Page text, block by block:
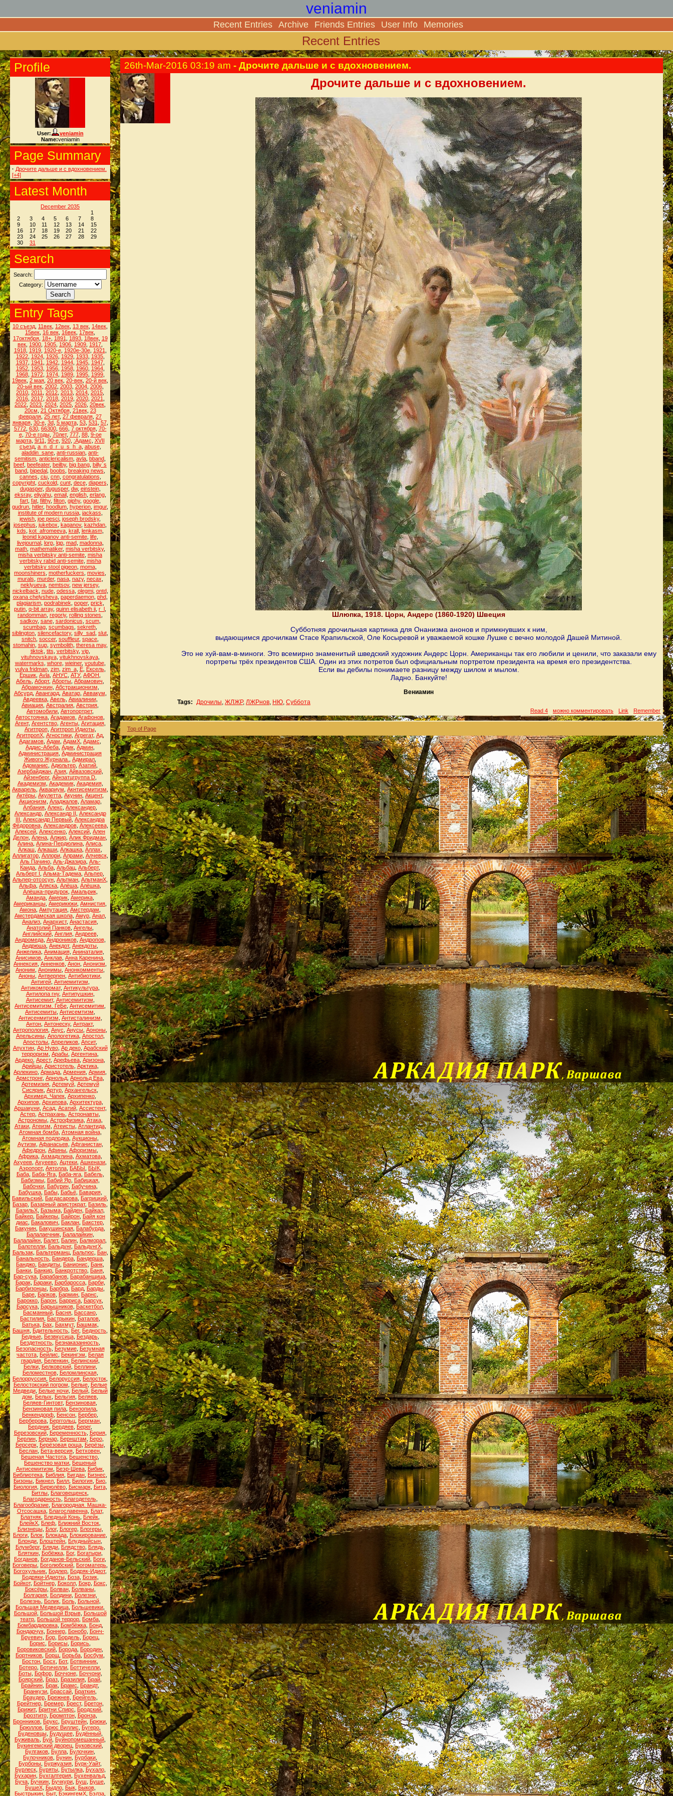
veniamin
Recent Entries Archive Friends Entries User Info Memories
Recent Entries
Profile
User:
veniamin
Name:veniamin
Page Summary
· Дрочите дальше и с вдохновением.
[+4]
Latest Month
December 2035
1
2
3 4 5 6 7
8
9
10 11 12 13 14
15
16
17 18 19 20 21
22
23
24 25 26 27 28
29
30
31
Search
Search:
Category:
Entry Tags
10 съезд 11век 12век 13 век 14век
15век 16 век 16век 17век
17октября, 18+, 1891 1893, 18век, 19
век 1900 1905 1906 1909 1917
1918, 1919, 1920-е, 1920е-30е, 1921
1922, 1924, 1926, 1929, 1933, 1935,
1937, 1941 1942, 1944, 1945, 1947,
1952, 1953, 1956, 1958, 1960, 1964,
1968, 1972, 1974, 1989, 1995, 1999,
19век 2 мая 20 век 20-век 20-й век
20-ый век, 2002, 2003, 2004, 2006,
2010 2011 2012 2013 2014 2015
2016, 2017, 2018, 2019, 2020, 2021
2022 2023 2024 2025 2026 20век
20см 21 Октября, 21век, 23
февраля 25 лет, 27 февраля 27
января, 30-е, 3d, 5 марта, 53, 531 57,
5772, 630, 66300, 666, 7 октября, 70-
е, 70-е годы, 70лет, 777, 88, 9-ое
марта, 9/11 90-е, 920, :Адамс XVII
съезд, a_n_d_r_u_s_h_a, abuse,
aladdin_sane anti-russian anti-
semitism anticlericalism avla bband
beef beefeater, beilby, big bang billy`s
band bipedal boobs breaking news
cannes ciu, cnn, congratulations
copyright, cuckold, cunt, dece, diapers
dugasper, dugusper, dw, einstein,
eksray, eliyahu, email, english, erlang,
fart, fat, filthy, filton, giphy, google,
gudrun hitler, hoodlum hyperion imgur,
institute of modern russia, jackass
jewish joe pesci joseph brodsky,
josephus jukebox kaganov, kazhdan
kds kot_afromeeva, krall, lenkasm,
leonid kaganov anti-semite, life,
livejournal, lorp, lqp, mad, madonna,
math mathematiker, misha verbitsky,
misha verbitsky anti-semite misha
verbitsky rabid anti-semite, misha
verbitsky stool pigeon, moma,
moonshiners motherfuckers movies
murals murder, nasa, nazy, necax
neklyueva nemtsov, new jersey,
nickelback nude, odessa, olegmi, ontd,
oxana chelysheva, paperdaemon, phd,
plagiarism, podrabinek poper, prick
putin q-bit array, quinn elisabeth ii r_l
randomman regoriy, rolling stones
sadkov, sane, sardonicus scum,
scumbag scumbags sekreth
siblington silencefactory, silly_sad slut
snitch soccer, souffleur, space
stomahin, sup, symbolith, theresa may,
tiktok tits verbitsky, vip,
vituhnovskaya, vitukhnovskaya,
watermarks whore, wieiner, youtube,
yulya fridman, zim, zim_a, Ё, Ёксель,
Ёршик Аvla АНУС АТУ, АФОН
Абель Аборт, Аборты Абрамович
Абрамочкин, Абстракционизм
Абсурд, Авангард, Аватар, Аввакум
Авдеевка, Авель, Авиалинии,
Авиация Австралия Австрия
Автомобили Автопортрет,
Автостоянка Агадамов Агафонов
Агент, Агентство, Агенты, Агитация,
Агитпроп, Агитпроп Идиоты,
АгитпропХ, Агностики, Агрегат, Ад,
Адагамов Адам АдамХ Адамс
Аддис-Абеба Адик Админ
Администрация Администрация
Живого Журнала.
Адмирал
Адоманис Адюльтер Азатий
Азербайджан, Азия, Айвазовский,
Айзенберг, Айнзатцгруппа D
Академизм Академик, Академия,
Акварель Аквариум Акнтисемитизм
Актёры Акулетта Акунин Акцент,
Акционизм Аладжалов, Аламар,
Албания Алекс Александер
Александр, Александр II Александр
III Александр Первый Александра
Фёдоровна, Александров, Алексеева,
Алексей Алексенко Алексий Ален
Делон Алена Алжир Алик Фридман
Алина Алина-Пердюлина Алиса
Алкаш Алкаши Алкашка Аллах
Аллигатор, Аллори, Алрами, Алчевск,
Аль Пачино, Аль-Джазира, Аль-
Каида Альба Альбац Альберт,
Альберт I Альма-Тадема Альпер
Альпер-отсосун Альтман АльтманХ
Альфа Аляска Алёша Алёшка
Алёшка-придурок, Амальрик,
Аманда Америк Америка
Американцы Америкюки Амнистия
Амона Ампутация Амстердам
Амстердамская школа, Амур, Анал,
Анализ Анархист, Анастасия
Анатолий Панков Ангелы
Английский, Англия, Андреев,
Андромеда, Андроников, Андропов,
Андрюша Анекдот, Анекдоты
Анжелика, Анимация, Анинаталия,
Анисимов Анклав Анна Каренина
Аннексия Анненков Анон Анонизм
Аноним Анонимы Анонкомменты
Аноны Антверпен Антибиотики
Антигей, Антиемитизм
Антикомпромат, Антикультура,
Антилопа гну, Антипушкин,
Антисемит, Антисемитизм
Антисемитизм. ГеБе Антисемитим
Антисемиты Антисемтизм
Антисенмитизм Антисталинизм
Антон Антонеску, Антракт,
Антропология Анус Анусы Аононы
Апельсины, Апологетика, Апостол,
Апостолы Апреликов Апсит,
Апухтин, Ар Нуво, Ар деко, Арабский
терроризм Арабы Аргентина
Ардеко Арест, Арефьева Аризона
Арийцы, Аристотель, Арктика,
Арлекино Армада Армения Армия
Армстронг, Арнольд Арнольд Ева
Артемизия, Артемуй, Артемуй
Сисярик Артур Архангельск
Архимед. Чапек Архипенко
Архипов, Архипова, Архитектура,
Аршакуни, Асад, Асатий, Ассистент,
Астер Астрахань Астронавты
Астрономы, Астрофизика, Атака,
Атаки, Атеизм Атеисты, Атлантида,
Атомная бомба, Атомная война,
Атомная подлодка, Аукционы,
Аутизм Афанасьев, Афганистан,
Афедрон Афины Афоризмы
Африка, Ахмадулина, Ахматова,
Ахуеев Ахуеево Ацтеки Ашкенази
Аэропорт, Аятолла БАБЫ БЫК
Баба, Баба-Яга, Баба-яга, Бабель,
Бабизмы, Бабий Яр, Бабицкая,
Бабочки, Бабурин, Бабучина,
Бабушка, Бабы, Бабьё, Бавария,
Бавильский Багдасарова Багрицкий
Базар Базарный аристократ, Базиль
БазильХ, Базыма, Байден, Байкал,
Байкер Байкеры Байрон Байя кон
диас
Бакалович Баклан Бакстер
Бакунин Бакушинская Балабурда
Балалаечник, Балалайкин,
Балалайкн Балет, Балин Балморал
Балотелли, Бальдунг, БальдунгХ,
Бальзак, Бальтерманц, Бальтюс Бан,
Банальность Бандера Бандерша
Банджо Бандиты Банионис Банк
Банки Банкир Банкротство Баня
Бар-сука Барабанов Барабанщица
Барак, Бараки, Барбаросса, Барби,
Барбизонцы Барбра Бард Барды
Баре Барков Бармин Барнс
Барокко Барон Барриса Барсук
Барсука, Барышников, Баскетбол,
Басманный Басня Бассано
Бастилия Бастрыкин Баталов
Батька, Бах Бахмут, Башмак,
Башня Бдительность Бег, Бедность
Бедные, Безвкусица, Бездарь,
Бездетность Безнаказанность
Безопасность, Безумие, Безумная
частота Бейлис Бекингэм
Белая
гвардия, Беленкин, Белинский,
Белки, Белковский, Беллини,
Беломестнов, Беломлинская,
Белорруссия Белоруссия Белосток
Белостокский погром
Белые, Белые
Медведи, Белые ночи, Белый, Белый
дом
Белых Бельгия Беляев
Беляев-Гинтовт, Бензиновая
Бензиновая пила Бензопила
Бенкендорф Бенсон Бербер
Берберова Берггольц Бергман
Бердник Бердяев Берег,
Березовский, Беременность, Берия,
Берлин, Бернар, Бернштам Беро,
Берсерк, Берёзовая роща, Берёзы,
Беслан Бета-версия Бетховен
Бешеная Частота Бешенство
Бешенство матки Бешеный
Антисемитизм
Беэр-Шева Бибик
Библиотека Библия Бигдан Бизнес
Бизоны Бикнел Билл Билогия Био
Биология, Бирюлёво, Бисмарк, Бита,
Битлы Благовещенск
Благодарность, Благодетель,
Благообразие Благородная. Машка-
Отсосашка, Благославенна, Блат,
Блатняк Бледный Конь Блейк
БлейкХ Блеф Ближний Восток
Близнецы, Блог, Блогер, Блогеры,
Блоги Блок Блокада Блокирование
Блонди Блоштейн Блудныйсын
Блумберг, Бляди, Блядство, Блядь,
Бляткин, Бобёжка, Бог, Богатыри,
Богданов Богданов-Бельский Боги
Боговеры Боголюбский Богоматерь
Богохульник Бодлер Бодряк-Идиот,
Бодряки-Идиоты, Боза, Бозик,
Бойкот, Бойтнер, Боколл, Бокр, Бокс
Боксёры, Болван, Болваны,
Болгария, Болдини, Болезни,
Болезнь, Болик, Боль, Больной,
Большая Медведица Большевики
Большой, Большой Взрыв, Большой
театр Большой террор Бомба
Бомбардировка, Бомбёжка, Бонд,
Бондарчук, Боннер, Бонобо, Бонч-
Бруевич
Бор, Бордель, Борец,
Борис
Борисы Борись
Боровиковский Борода Бородин
Бортников Борщ Борьба Босбум
Бостон Босх Бот, Ботвинник
Ботеро Ботичелли Боттичелли
Боты, Бофор, Боччоне, Боччони,
Боярский Браз Бразилия Брай
Брайнин Брак Брамс Брандт,
Бранкузи Брассай Браткин
Браудер, Брежнев, Брейгель,
Брейтнер, Бремер, Брест, Бретон,
Брижит, Бритни Спирс Бродский
Брозтито, Бромптон, Бронза,
Бронников Брукс Бруштейн Брюки
Брюллов Брюс Виллис Бугеро
Буденовцы, Будущее, Будённый,
Буживаль Буй Буйнопомешанный
Букингемский дворец Буковский
Булгаков Булла Булочкин
Булочников Бунин Бурбаки
Бурбоны Буржуазия Бурк-Уайт,
Бурлеск, Буряты, Бутылка, Бухало,
Бухарин, Бухгалтерия, Бухенвальд,
Буча Бучкин Бучкури Буш Буше
БушеХ, Быдло, Бык, Быков,
Быстрыкин Быт, БэкингемХ Бэлза
26th-Mar-2016 03:19 am - Дрочите дальше и с вдохновением.
Дрочите дальше и с вдохновением.
Шлюпка, 1918. Цорн, Андерс (1860-1920) Швеция
Субботняя дрочильная картинка для Онанизма анонов и примкнувших к ним,
выдающимся дрочилкам Стасе Крапильской, Оле Косыревой и уважаемой кошке Лушке с вечно молодой Дашей Митиной.
Это не хуй-вам-в-миноги. Это всемирно знаменитый шведский художник Андерс Цорн. Американцы так его любили и ценили, что заказали ему
портреты трёх президентов США. Один из этих потретов был официальным портретом президента на время его президентства.
Если вы дебилы понимаете разницу между шилом и мылом.
Ладно. Банкуйте!
Вениамин
Tags: Дрочилы, ЖЛЖР, ЛЖРнов, НЮ, Суббота
Read 4 можно комментировать Link Remember
Top of Page